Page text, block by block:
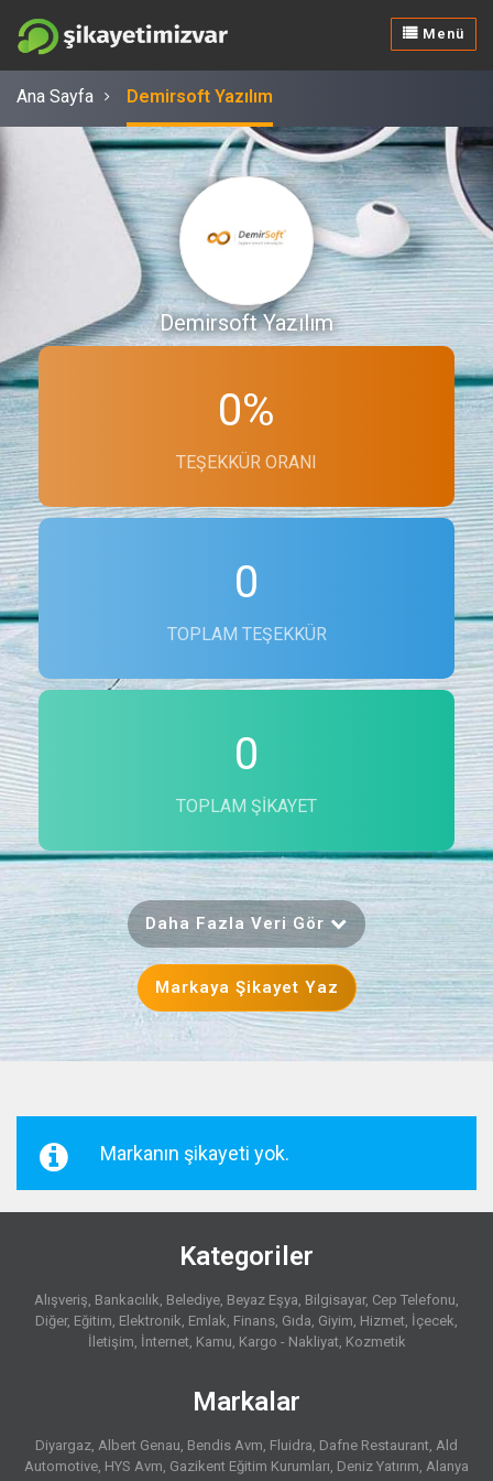
Menü
Ana Sayfa Demirsoft Yazılım
Demirsoft Yazılım
0%
TEŞEKKÜR ORANI
0
TOPLAM TEŞEKKÜR
0
TOPLAM ŞIKAYET
Daha Fazla Veri Gör
Markaya Şikayet Yaz
Markanın şikayeti yok.
Kategoriler
Alışveriş Bankacılık Belediye Beyaz Eşya Bilgisayar Cep Telefonu
Diğer Eğitim Elektronik Emlak Finans Gıda Giyim Hizmet İçecek
İletişim İnternet Kamu Kargo - Nakliyat Kozmetik
Markalar
Diyargaz Albert Genau Bendis Avm Fluidra Dafne Restaurant Ald
Automotive HYS Avm Gazikent Eğitim Kurumları Deniz Yatırım Alanya